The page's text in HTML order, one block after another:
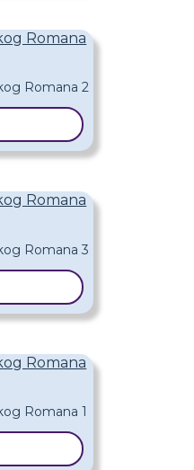
Romana
Romana
Romana